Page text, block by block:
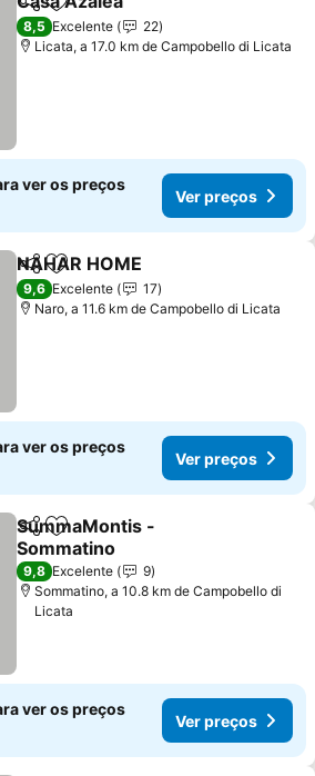
PartilharAdicionar aos favoritos
8,5 Excelente
22
Licata, a 17.0 km de Campobello di Licata
ver os preços
Ver preços
PartilharAdicionar aos favoritos
NAHAR HOME
9,6 Excelente
17
Naro, a 11.6 km de Campobello di Licata
ver os preços
Ver preços
PartilharAdicionar aos favoritos
SummaMontis -
Sommatino
Ver preços
9,8 Excelente
9
Sommatino, a 10.8 km de Campobello di
Licata
ver os preços
Ver preços